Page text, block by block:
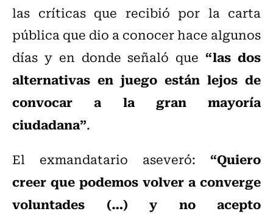
las críticas que recibió por la carta
pública que dio a conocer hace algunos
días y en donde señaló que“las dos
alternativas en juego están lejos de
convocar a la gran mayoría
ciudadana”.
El exmandatario aseveró: “Quiero
creer que podemos volver a converge
voluntades (…) y no acepto